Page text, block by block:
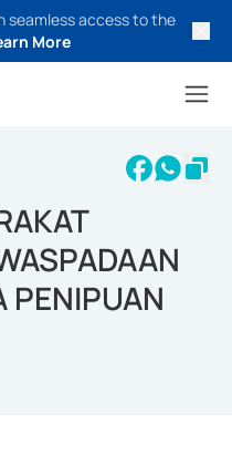
seamless access to the
More
PENIPUAN